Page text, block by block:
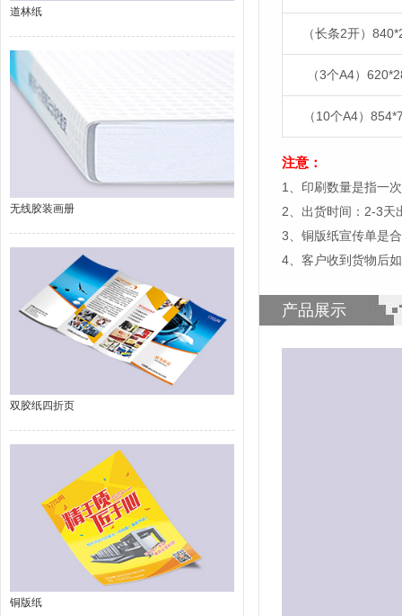
道林纸
无线胶装画册
双胶纸四折页
铜版纸
（长条2开）
（3个A4）
（10个A4）
注意：
1、印刷数量是指一
2、出货时间：2-3天
3、铜版纸宣传单是
4、客户收到货物后
产品展示